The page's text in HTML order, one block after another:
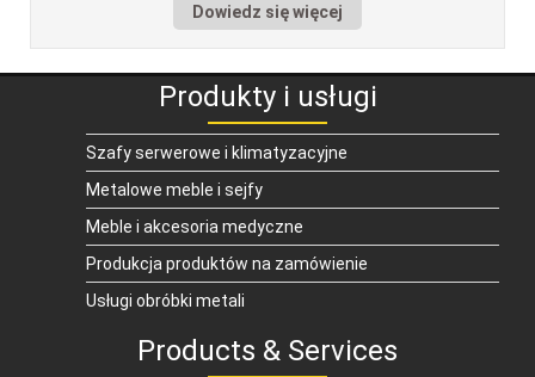
Dowiedz się więcej
Produkty i usługi
Szafy serwerowe i klimatyzacyjne
Metalowe meble i sejfy
Meble i akcesoria medyczne
Produkcja produktów na zamówienie
Usługi obróbki metali
Products & Services